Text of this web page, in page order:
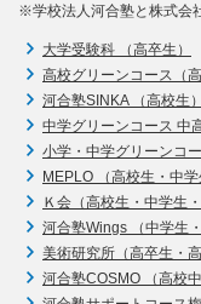
※学校法人河合塾と株式会
大学受験科 （高卒生）
高校グリーンコース（高
河合塾SINKA （高校生）
中学グリーンコース 中
小学・中学グリーンコ
MEPLO （高校生・中学
Ｋ会（高校生・中学生・
河合塾Wings （中学生・
美術研究所（高卒生・
河合塾COSMO （高校中